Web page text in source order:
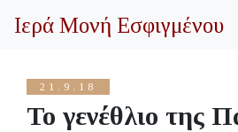
21.9.18
Το γενέθλιο της
Ιερά Μονή Εσφιγμένου